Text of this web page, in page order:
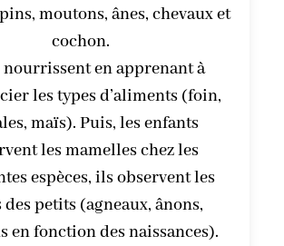
moutons, ânes, chevaux et
cochon.
nourrissent en apprenant à
les types d’aliments (foin,
maïs). Puis, les enfants
les mamelles chez les
espèces, ils observent les
des petits (agneaux, ânons,
en fonction des naissances).